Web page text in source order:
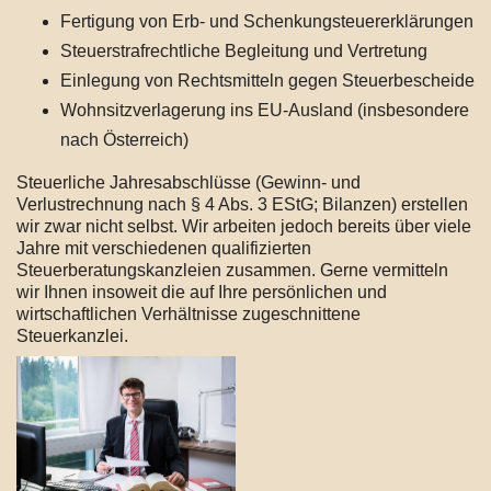
Fertigung von Erb- und Schenkungsteuererklärungen
Steuerstrafrechtliche Begleitung und Vertretung
Einlegung von Rechtsmitteln gegen Steuerbescheide
Wohnsitzverlagerung ins EU-Ausland (insbesondere
nach Österreich)
Steuerliche Jahresabschlüsse (Gewinn- und
Verlustrechnung nach § 4 Abs. 3 EStG; Bilanzen) erstellen
wir zwar nicht selbst. Wir arbeiten jedoch bereits über viele
Jahre mit verschiedenen qualifizierten
Steuerberatungskanzleien zusammen. Gerne vermitteln
wir Ihnen insoweit die auf Ihre persönlichen und
wirtschaftlichen Verhältnisse zugeschnittene
Steuerkanzlei.